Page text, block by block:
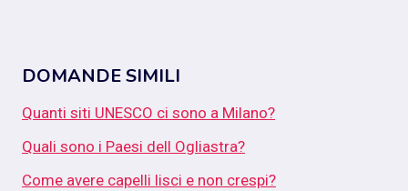
DOMANDE SIMILI
Quanti siti UNESCO ci sono a Milano?
Quali sono i Paesi dell Ogliastra?
Come avere capelli lisci e non crespi?